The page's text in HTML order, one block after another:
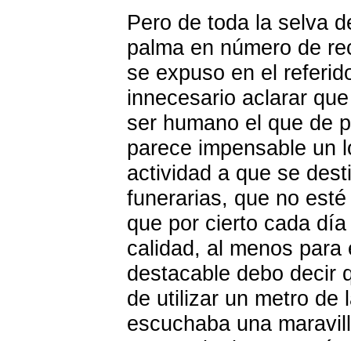
Pero de toda la selva
palma en número de
se expuso en el
innecesario aclarar
ser humano el que de
parece impensable un
actividad a que se
funerarias, que no
que por cierto cada
calidad, al menos
destacable debo decir
de utilizar un metro de
escuchaba una